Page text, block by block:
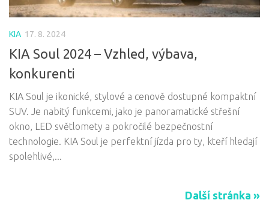
KIA 17. 8. 2024
KIA Soul 2024 – Vzhled, výbava,
konkurenti
KIA Soul je ikonické, stylové a cenově dostupné kompaktní
SUV. Je nabitý funkcemi, jako je panoramatické střešní
okno, LED světlomety a pokročilé bezpečnostní
technologie. KIA Soul je perfektní jízda pro ty, kteří hledají
spolehlivé,...
Další stránka »